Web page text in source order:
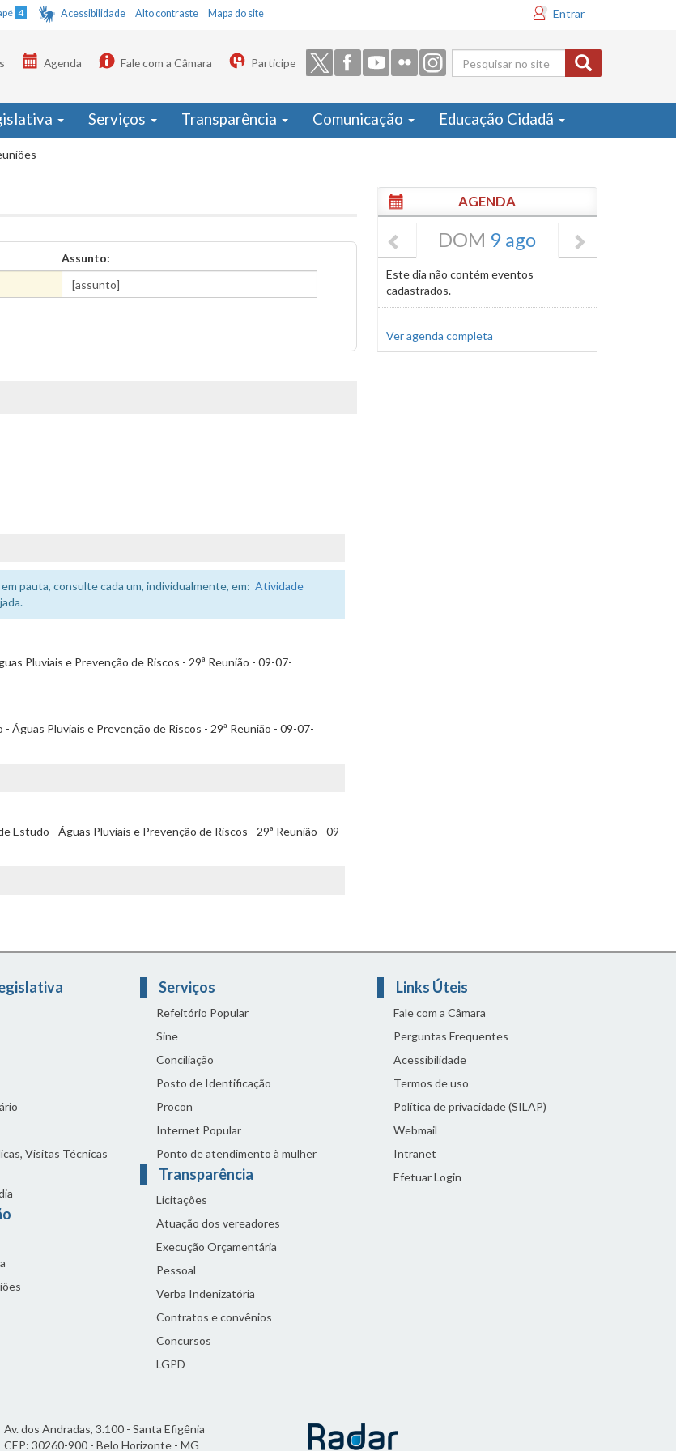
4 Acessibilidade Alto contraste Mapa do site Entrar
Formulário
de busca
Agenda Fale com a Câmara Participe
Serviços Transparência Comunicação Educação Cidadã
Assunto:
pauta, consulte cada um, individualmente, em: Atividade
Pluviais e Prevenção de Riscos - 29ª Reunião - 09-07-
Águas Pluviais e Prevenção de Riscos - 29ª Reunião - 09-07-
Estudo - Águas Pluviais e Prevenção de Riscos - 29ª Reunião - 09-
AGENDA
DOM 9 ago
Este dia não contém eventos
cadastrados.
Ver agenda completa
Visitas Técnicas
Serviços
Refeitório Popular
Sine
Conciliação
Posto de Identificação
Procon
Internet Popular
Ponto de atendimento à mulher
Transparência
Licitações
Atuação dos vereadores
Execução Orçamentária
Pessoal
Verba Indenizatória
Contratos e convênios
Concursos
LGPD
Links Úteis
Fale com a Câmara
Perguntas Frequentes
Acessibilidade
Termos de uso
Política de privacidade (SILAP)
Webmail
Intranet
Efetuar Login
Av. dos Andradas, 3.100 - Santa Efigênia
CEP: 30260-900 - Belo Horizonte - MG